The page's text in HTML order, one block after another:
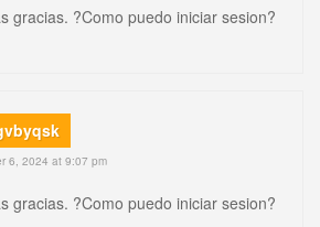
gracias. ?Como puedo iniciar sesion?
6, 2024 at 9:07 pm
gracias. ?Como puedo iniciar sesion?